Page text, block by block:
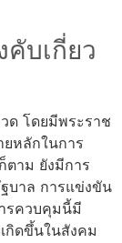
บเกี่ยว
ด โดยมีพระราช
หลักในการ
ตาม ยังมีการ
บาล การแข่งขัน
รควบคุมนี้มี
กิดขึ้นในสังคม